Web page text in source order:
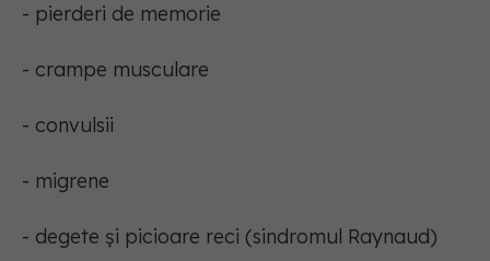
- pierderi de memorie
- crampe musculare
- convulsii
- migrene
- degete și picioare reci (sindromul Raynaud)